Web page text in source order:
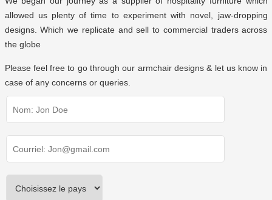
allowed us plenty of time to experiment with novel, jaw-dropping
designs. Which we replicate and sell to commercial traders across
the globe
Please feel free to go through our armchair designs & let us know in
case of any concerns or queries.